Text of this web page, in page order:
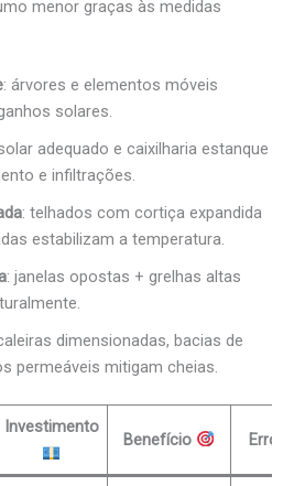
menor graças às medidas
: árvores e elementos móveis
solares.
adequado e caixilharia estanque
e infiltrações.
: telhados com cortiça expandida
estabilizam a temperatura.
: janelas opostas + grelhas altas
dimensionadas, bacias de
permeáveis mitigam cheias.
Investimento
Benefício Erro